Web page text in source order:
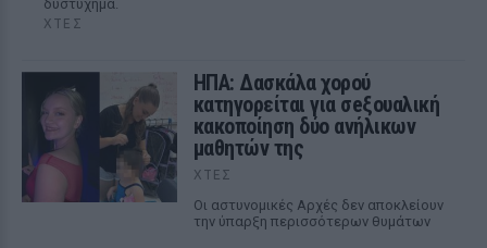
δυστύχημα.
ΧΤΕΣ
ΗΠΑ: Δασκάλα χορού
κατηγορείται για σeξουαλική
κακοποίηση δύο ανήλικων
μαθητών της
ΧΤΕΣ
Οι αστυνομικές Αρχές δεν αποκλείουν
την ύπαρξη περισσότερων θυμάτων